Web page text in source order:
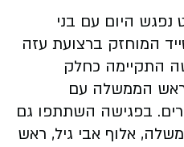
היום עם בני
המוחזק ברצועת עזה
התקיימה כחלק
ראש הממשלה עם
בפגישה השתתפו גם
אלוף אבי גיל, ראש